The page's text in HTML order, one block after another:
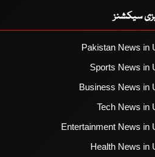
سیکشنز
Pakistan News in
Sports News in
Business News in
Tech News in
Entertainment News in
Health News in